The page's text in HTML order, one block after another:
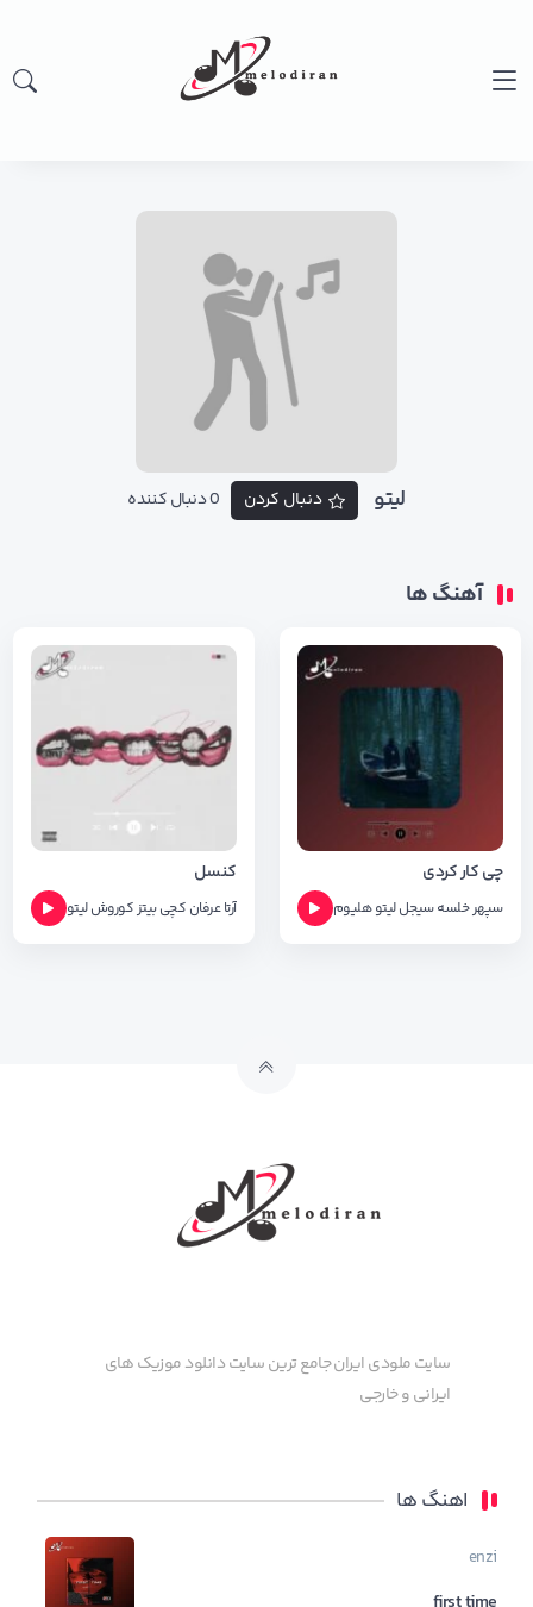
لیتو دنبال کردن 0 دنبال کننده
آهنگ ها
چی کار کردی
سپهر خلسهسیجللیتوهلیوم
کنسل
آرتا عرفان کچی بیتز کوروشلیتو
سایت ملودی ایران جامع ترین سایت دانلود موزیک های
ایرانی و خارجی
اهنگ ها
enzi